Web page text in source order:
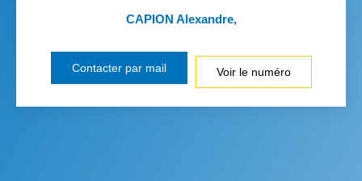
CAPION Alexandre,
Contacter par mail Voir le numéro